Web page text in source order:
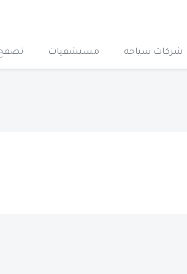
شركات سياحة مستشفيات